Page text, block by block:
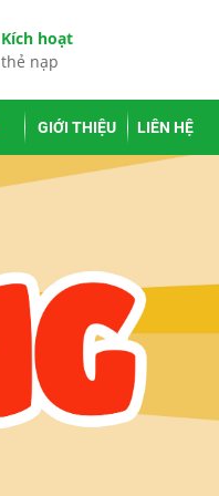
Kích hoạt
thẻ nạp
GIỚI THIỆU LIÊN HỆ